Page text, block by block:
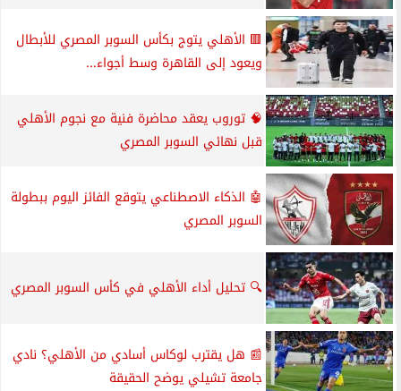
🟥 الأهلي يتوج بكأس السوبر المصري للأبطال
ويعود إلى القاهرة وسط أجواء...
🧠 توروب يعقد محاضرة فنية مع نجوم الأهلي
قبل نهائي السوبر المصري
🤖 الذكاء الاصطناعي يتوقع الفائز اليوم ببطولة
السوبر المصري
🔍 تحليل أداء الأهلي في كأس السوبر المصري
📰 هل يقترب لوكاس أسادي من الأهلي؟ نادي
جامعة تشيلي يوضح الحقيقة